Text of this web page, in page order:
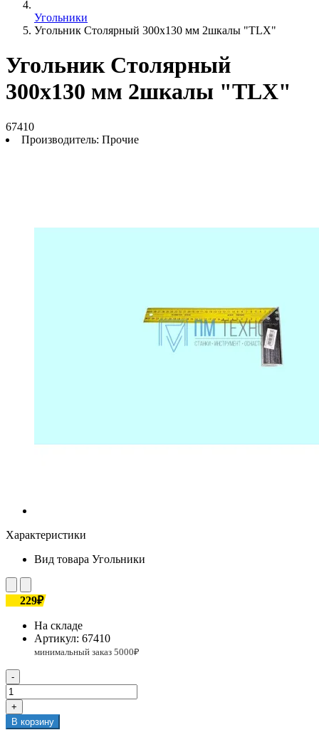
Угольники
Угольник Столярный 300х130 мм 2шкалы "TLX"
Угольник Столярный
300х130 мм 2шкалы "TLX"
67410
Производитель: Прочие
Характеристики
Вид товара Угольники
229₽
На складе
Артикул: 67410
-
+
В корзину